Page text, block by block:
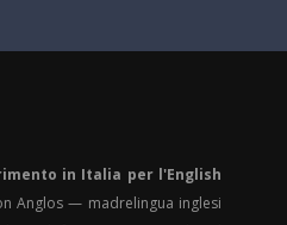
in Italia per l'English
Anglos — madrelingua inglesi